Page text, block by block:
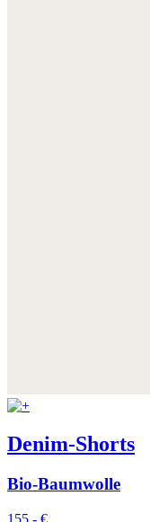
Denim-Shorts
Bio-Baumwolle
155,- €